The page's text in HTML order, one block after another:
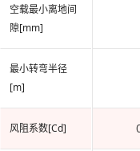
空载最小离地间
隙[mm]
最小转弯半径
[m]
风阻系数[Cd]